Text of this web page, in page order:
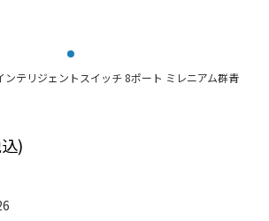
ンテリジェントスイッチ 8ポート ミレニアム群青